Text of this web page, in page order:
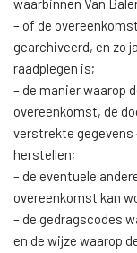
waarbinnen Van
– of de
gearchiveerd, en zo
raadplegen is;
– de manier waarop
overeenkomst, de
verstrekte gegevens
herstellen;
– de eventuele
overeenkomst kan
– de gedragscodes
en de wijze waarop